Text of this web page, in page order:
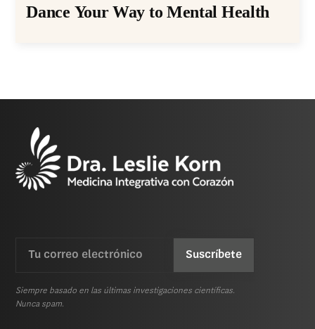
Dance Your Way to Mental Health
Siempre basado en las últimas investigaciones científicas.
Nunca spam.